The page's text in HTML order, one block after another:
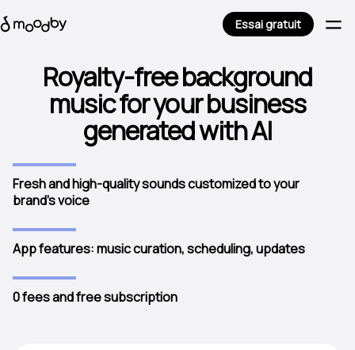
Essai gratuit
Royalty-free background
music for your business
generated with AI
Fresh and high-quality sounds customized to your
brand's voice
App features: music curation, scheduling, updates
0 fees and free subscription